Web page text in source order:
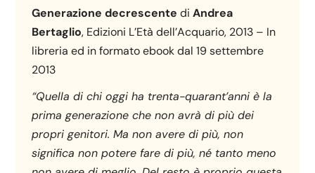
Generazione decrescentediAndrea
Bertaglio, Edizioni L’Età dell’Acquario, 2013 – In
libreria ed in formato ebook dal 19 settembre
2013
“Quella di chi oggi ha trenta-quarant’anni è la
prima generazione che non avrà di più dei
propri genitori. Ma non avere di più, non
significa non potere fare di più, né tanto meno